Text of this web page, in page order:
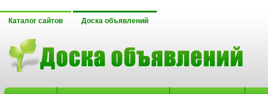
Каталог сайтов Доска объявлений